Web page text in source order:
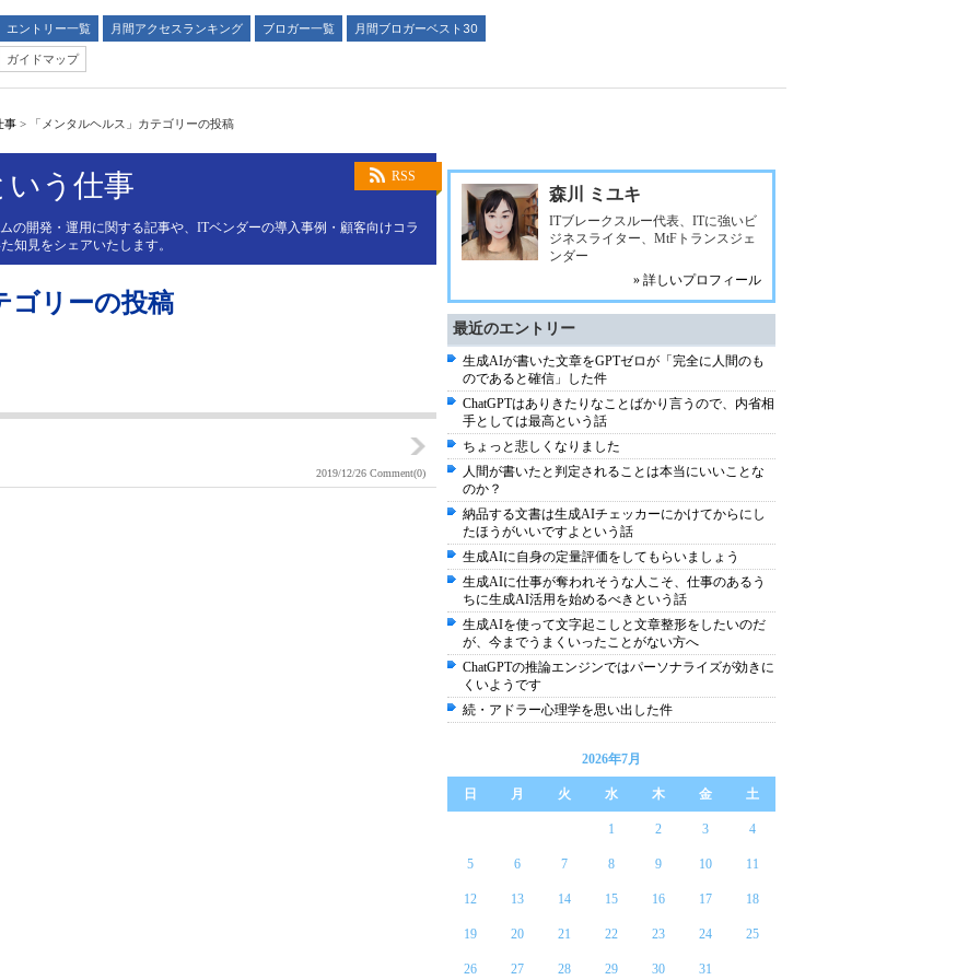
エントリー一覧 月間アクセスランキング ブロガー一覧
月間ブロガーベスト30
ガイドマップ
事 > 「メンタルヘルス」カテゴリーの投稿
RSS
いう仕事
の開発・運用に関する記事や、ITベンダーの導入事例・顧客向けコラ
知見をシェアいたします。
ゴリーの投稿
2019/12/26 Comment(0)
森川 ミユキ
ITブレークスルー代表、ITに強いビ
ジネスライター、MtFトランスジェ
ンダー
» 詳しいプロフィール
最近のエントリー
生成AIが書いた文章をGPTゼロが「完全に人間のも
のであると確信」した件
ChatGPTはありきたりなことばかり言うので、内省相
手としては最高という話
ちょっと悲しくなりました
人間が書いたと判定されることは本当にいいことな
のか？
納品する文書は生成AIチェッカーにかけてからにし
たほうがいいですよという話
生成AIに自身の定量評価をしてもらいましょう
生成AIに仕事が奪われそうな人こそ、仕事のあるう
ちに生成AI活用を始めるべきという話
生成AIを使って文字起こしと文章整形をしたいのだ
が、今までうまくいったことがない方へ
ChatGPTの推論エンジンではパーソナライズが効きに
くいようです
続・アドラー心理学を思い出した件
2026年7月
日 月 火 水 木 金 土
1 2 3 4
5 6 7 8 9 10 11
12 13 14 15 16 17 18
19 20 21 22 23 24 25
26 27 28 29 30 31